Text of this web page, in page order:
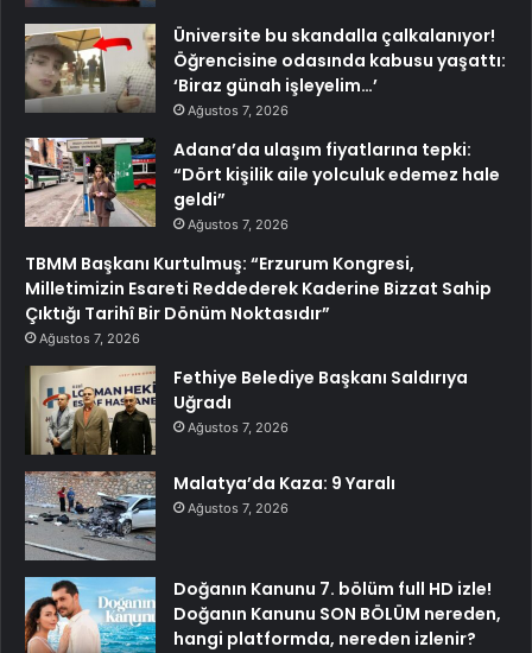
Üniversite bu skandalla çalkalanıyor!
Öğrencisine odasında kabusu yaşattı:
‘Biraz günah işleyelim…’
Ağustos 7, 2026
Adana’da ulaşım fiyatlarına tepki:
“Dört kişilik aile yolculuk edemez hale
geldi”
Ağustos 7, 2026
TBMM Başkanı Kurtulmuş: “Erzurum Kongresi,
Milletimizin Esareti Reddederek Kaderine Bizzat Sahip
Çıktığı Tarihî Bir Dönüm Noktasıdır”
Ağustos 7, 2026
Fethiye Belediye Başkanı Saldırıya
Uğradı
Ağustos 7, 2026
Malatya’da Kaza: 9 Yaralı
Ağustos 7, 2026
Doğanın Kanunu 7. bölüm full HD izle!
Doğanın Kanunu SON BÖLÜM nereden,
hangi platformda, nereden izlenir?